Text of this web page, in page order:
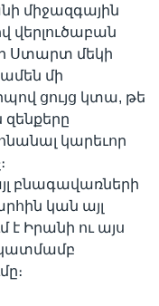
միջազգային
վերլուծաբան
Ստարտ մեկի
մի
ցույց կտա, թե
կարեւոր
բնագավառների
կան այլ
է Իրանի ու այս